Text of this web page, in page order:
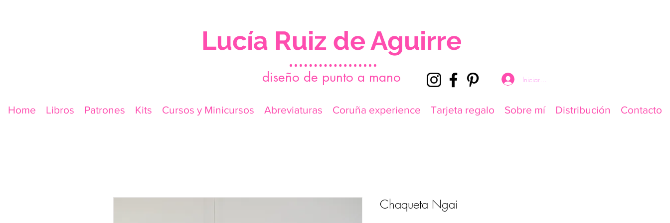
Lucía Ruiz de Aguirre
diseño de punto a mano Iniciar sesión
Home Libros Patrones Kits Cursos y Minicursos Abreviaturas Coruña experience Tarjeta regalo Sobre mí Distribución Contacto
Chaqueta Ngai